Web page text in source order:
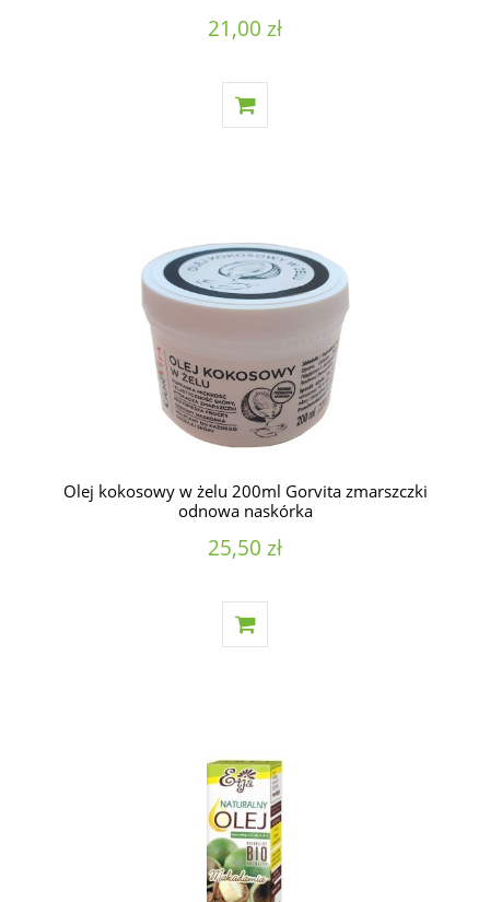
21,00 zł
Olej kokosowy w żelu 200ml Gorvita zmarszczki
odnowa naskórka
25,50 zł